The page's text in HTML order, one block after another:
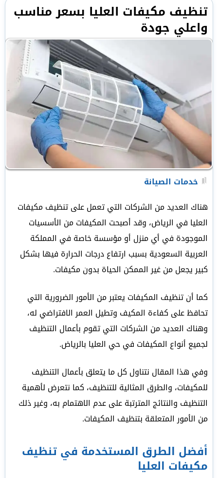
تنظيف مكيفات العليا بسعر مناسب
واعلي جودة
خدمات الصيانة
هناك العديد من الشركات التي تعمل على تنظيف مكيفات
العليا في الرياض، وقد أصبحت المكيفات من الأسسيات
الموجودة في أي منزل أو مؤسسة خاصة في المملكة
العربية السعودية بسبب ارتفاع درجات الحرارة فيها بشكل
كبير يجعل من غير الممكن الحياة بدون مكيفات.
كما أن تنظيف المكيفات يعتبر من الأمور الضرورية التي
تحافظ على كفاءة المكيف وتطيل العمر الافتراضي له،
وهناك العديد من الشركات التي تقوم بأعمال التنظيف
لجميع أنواع المكيفات في حي العليا بالرياض.
وفي هذا المقال نتناول كل ما يتعلق بأعمال التنظيف
للمكيفات، والطرق المثالية للتنظيف، كما نتعرض لأهمية
التنظيف والنتائج المترتبة على عدم الاهتمام به، وغير ذلك
من الأمور المتعلقة بتنظيف المكيفات.
أفضل الطرق المستخدمة في تنظيف
مكيفات العليا